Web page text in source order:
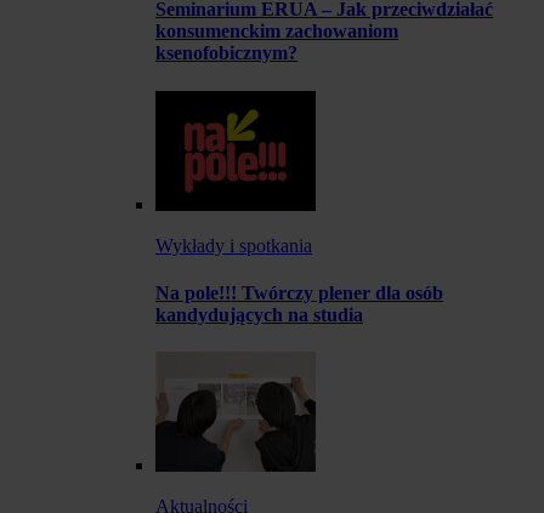
Seminarium ERUA – Jak przeciwdziałać
konsumenckim zachowaniom
ksenofobicznym?
Wykłady i spotkania
Na pole!!! Twórczy plener dla osób
kandydujących na studia
Aktualności